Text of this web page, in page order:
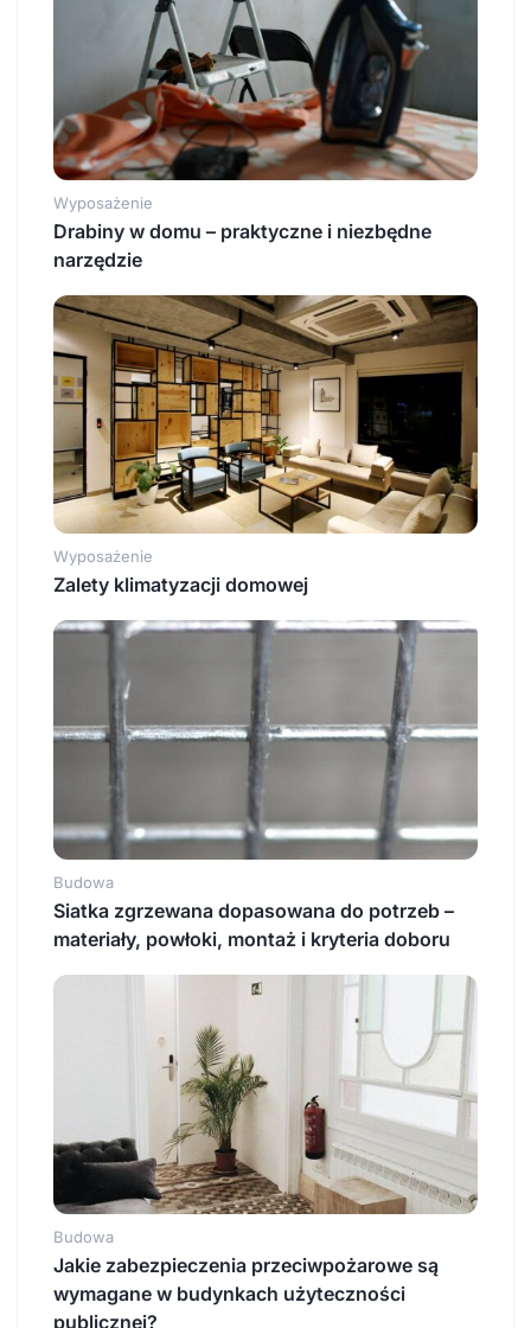
Wyposażenie
Drabiny w domu – praktyczne i niezbędne
narzędzie
Wyposażenie
Zalety klimatyzacji domowej
Budowa
Siatka zgrzewana dopasowana do potrzeb –
materiały, powłoki, montaż i kryteria doboru
Budowa
Jakie zabezpieczenia przeciwpożarowe są
wymagane w budynkach użyteczności
publicznej?